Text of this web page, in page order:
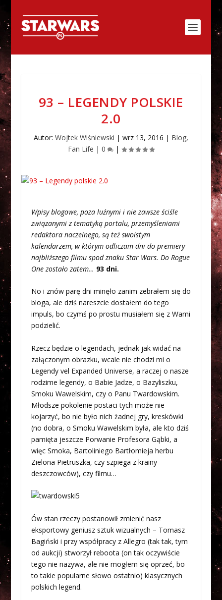
93 – LEGENDY POLSKIE
2.0
Autor: Wojtek Wiśniewski | wrz 13, 2016 | Blog,
Fan Life | 0 |
Wpisy blogowe, poza luźnymi i nie zawsze ściśle
związanymi z tematyką portalu, przemyśleniami
redaktora naczelnego, są też swoistym
kalendarzem, w którym odliczam dni do premiery
najbliższego filmu spod znaku Star Wars. Do Rogue
One zostało zatem… 93 dni.
No i znów parę dni minęło zanim zebrałem się do
bloga, ale dziś nareszcie dostałem do tego
impuls, bo czymś po prostu musiałem się z Wami
podzielić.
Rzecz będzie o legendach, jednak jak widać na
załączonym obrazku, wcale nie chodzi mi o
Legendy vel Expanded Universe, a raczej o nasze
rodzime legendy, o Babie Jadze, o Bazyliszku,
Smoku Wawelskim, czy o Panu Twardowskim.
Młodsze pokolenie postaci tych może nie
kojarzyć, bo nie było nich żadnej gry, kreskówki
(no dobra, o Smoku Wawelskim była, ale kto dziś
pamięta jeszcze Porwanie Profesora Gąbki, a
więc Smoka, Bartoliniego Bartłomieja herbu
Zielona Pietruszka, czy szpiega z krainy
deszczowców), czy filmu…
Ów stan rzeczy postanowił zmienić nasz
eksportowy geniusz sztuk wizualnych – Tomasz
Bagiński i przy współpracy z Allegro (tak tak, tym
od aukcji) stworzył reboota (on tak oczywiście
tego nie nazywa, ale nie mogłem się oprzeć, bo
to takie popularne słowo ostatnio) klasycznych
polskich legend.